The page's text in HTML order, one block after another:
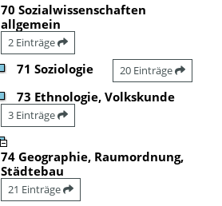
70 Sozialwissenschaften
allgemein
2 Einträge
71 Soziologie 20 Einträge
73 Ethnologie, Volkskunde
3 Einträge
74 Geographie, Raumordnung,
Städtebau
21 Einträge